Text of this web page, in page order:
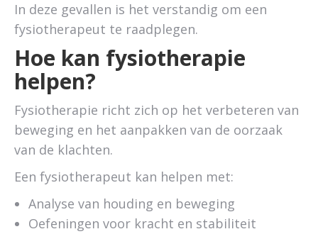
In deze gevallen is het verstandig om een
fysiotherapeut te raadplegen.
Hoe kan fysiotherapie
helpen?
Fysiotherapie richt zich op het verbeteren van
beweging en het aanpakken van de oorzaak
van de klachten.
Een fysiotherapeut kan helpen met:
Analyse van houding en beweging
Oefeningen voor kracht en stabiliteit